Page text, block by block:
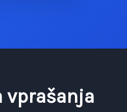
vprašanja